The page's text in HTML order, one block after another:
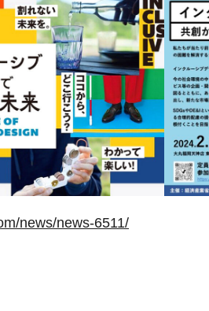
news/news-6511/